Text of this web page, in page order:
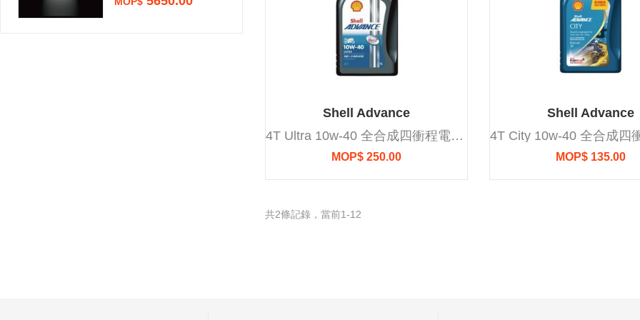
Shell Advance
4T Ultra 10w-40 全合成四衝程電單車引擎機油/潤滑油/偈油 (1公升/L)
MOP$ 250.00
Shell Advance
MOP$ 135.00
共2條記錄，當前1-12